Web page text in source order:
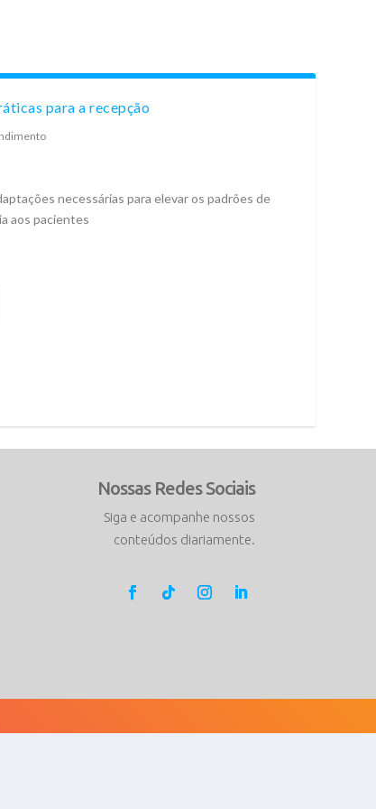
para a recepção
necessárias para elevar os padrões de
aos pacientes
Nossas Redes Sociais
Siga e acompanhe nossos
conteúdos diariamente.